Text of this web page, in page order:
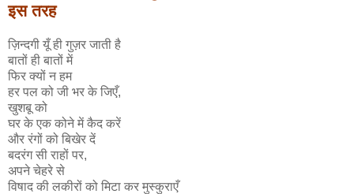
इस तरह
ज़िन्दगी यूँ ही गुज़र जाती है
बातों ही बातों में
फिर क्यों न हम
हर पल को जी भर के जिएँ,
खुशबू को
घर के एक कोने में कैद करें
और रंगों को बिखेर दें
बदरंग सी राहों पर,
अपने चेहरे से
विषाद की लकीरों को मिटा कर मुस्कुराएँ